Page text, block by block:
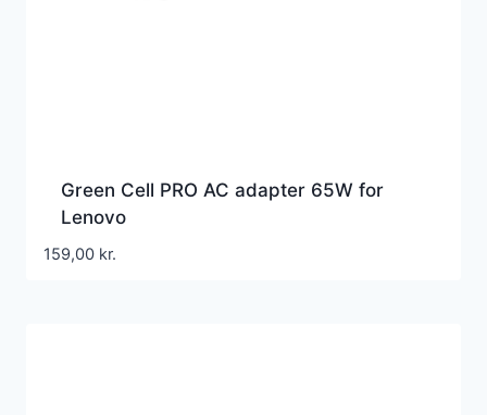
Green Cell PRO AC adapter 65W for
Lenovo
159,00 kr.